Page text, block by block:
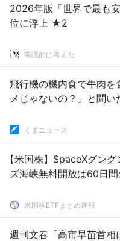
2026年版「世界で最も
位に浮上 ★2
常識的に考えた
飛行機の機内食で牛肉
メじゃないの？」と聞い
くまニュース
【米国株】SpaceXグン
ズ海峡無料開放は60日間
米国株ETFまとめ速報
週刊文春「高市早苗首